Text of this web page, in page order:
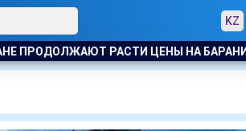
KZ
РАСТИ ЦЕНЫ НА БАРАНИНУ И